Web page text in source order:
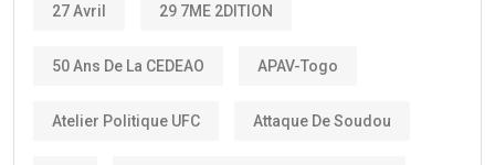
27 Avril 29 7ME 2DITION
50 Ans De La CEDEAO APAV-Togo
Atelier Politique UFC Attaque De Soudou